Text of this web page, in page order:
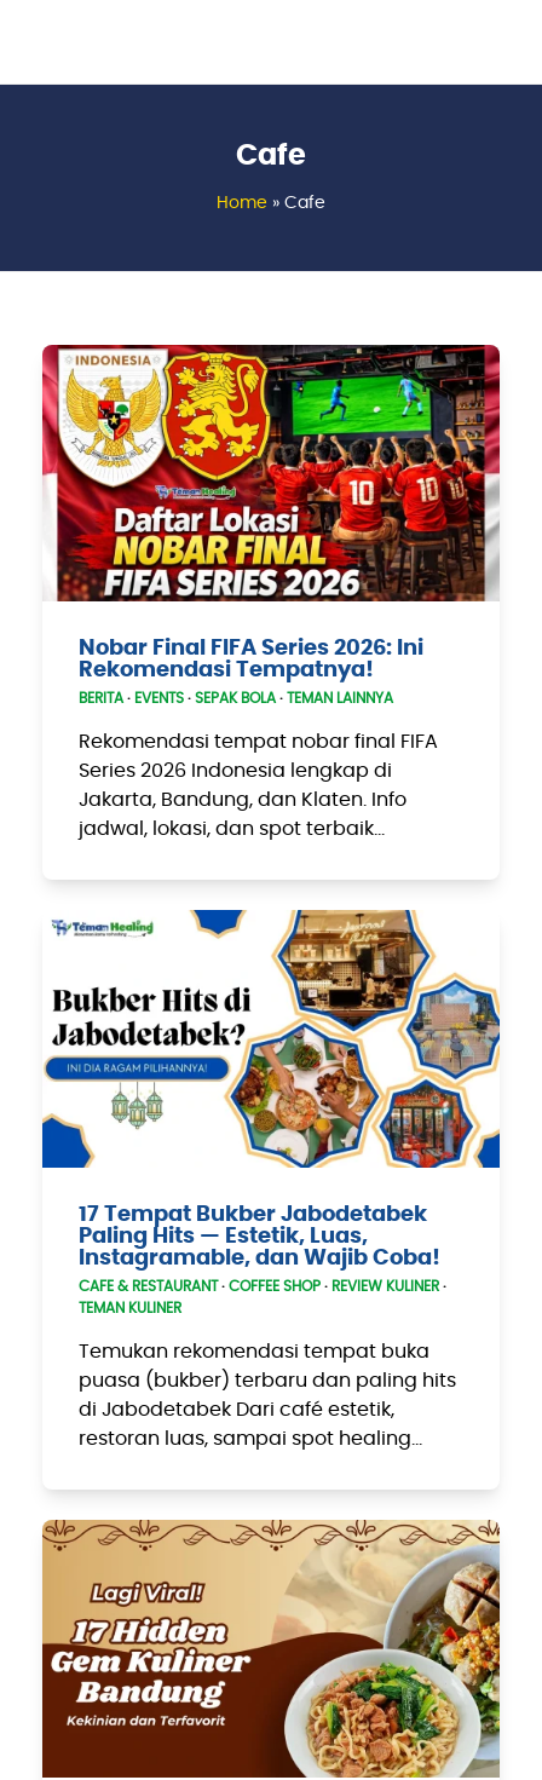
Cafe
Home » Cafe
Nobar Final FIFA Series 2026: Ini
Rekomendasi Tempatnya!
BERITA· EVENTS· SEPAK BOLA· TEMAN LAINNYA
Rekomendasi tempat nobar final FIFA
Series 2026 Indonesia lengkap di
Jakarta, Bandung, dan Klaten. Info
jadwal, lokasi, dan spot terbaik…
17 Tempat Bukber Jabodetabek
Paling Hits — Estetik, Luas,
Instagramable, dan Wajib Coba!
CAFE & RESTAURANT· COFFEE SHOP· REVIEW KULINER·
TEMAN KULINER
Temukan rekomendasi tempat buka
puasa (bukber) terbaru dan paling hits
di Jabodetabek Dari café estetik,
restoran luas, sampai spot healing…